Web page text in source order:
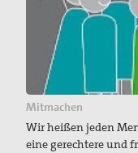
Mitmachen
Wir heißen jeden
eine gerechtere und